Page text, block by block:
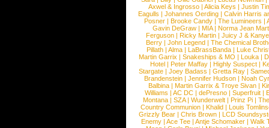
Axwel & Ingrosso | Alicia Keys | Justin
Eagulls |Johannes Oerding |Calvin Harris
Posner |Brooke Candy |The Lumineers |
Gavin DeGraw | MIA| Norma Jean
Ferguson | Ricky Martin | Juicy J &
Berry | John Legend | The Chemical
Pillath |Alma |LaBrassBanda |Luke
Martin Garrix | Snakeships & MO | Louka |
Hotel | Peter Maffay | Highly Suspect |
Stargate |Joey Badass |Gretta Ray |
Brandenstein |Jennifer Hudson |Noah
Balbina | Martin Garrix & Troye Sivan |
Williams |AC DC |dePresno |Superfruit |
Montana |SZA|Wunderwelt |Prinz Pi |
Country Communion | Khalid | Louis
Grizzly Bear | Chris Brown | LCD
Enemy | Ace Tee | Antje Schomaker | Walk